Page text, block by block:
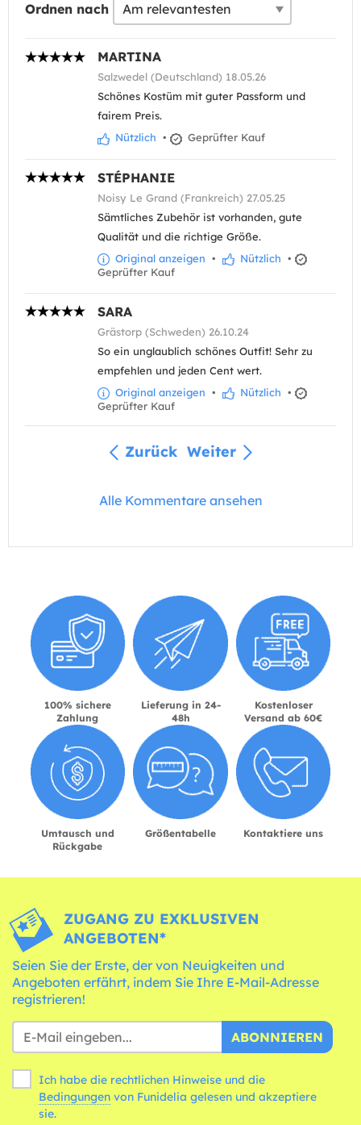
Ordnen nach
MARTINA
Salzwedel (Deutschland) 18.05.26
Schönes Kostüm mit guter Passform und
fairem Preis.
Nützlich • Geprüfter Kauf
STÉPHANIE
Noisy Le Grand (Frankreich) 27.05.25
Sämtliches Zubehör ist vorhanden, gute
Qualität und die richtige Größe.
Original anzeigen • Nützlich •
Geprüfter Kauf
SARA
Grästorp (Schweden) 26.10.24
So ein unglaublich schönes Outfit! Sehr zu
empfehlen und jeden Cent wert.
Original anzeigen • Nützlich •
Geprüfter Kauf
Zurück Weiter
Alle Kommentare ansehen
100% sichere
Zahlung
Lieferung in 24-
48h
Kostenloser
Versand ab 60€
Umtausch und
Rückgabe
Größentabelle Kontaktiere uns
ZUGANG ZU EXKLUSIVEN
ANGEBOTEN*
Seien Sie der Erste, der von Neuigkeiten und
Angeboten erfährt, indem Sie Ihre E-Mail-Adresse
registrieren!
ABONNIEREN
Ich habe die rechtlichen Hinweise und die
Bedingungen
sie.